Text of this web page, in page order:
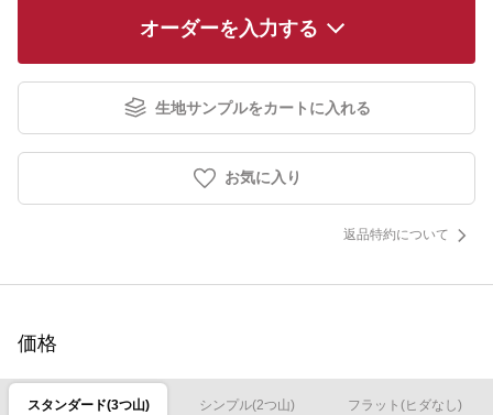
オーダーを入力する
生地サンプルをカートに入れる
お気に入り
返品特約について
価格
スタンダード(3つ山) シンプル(2つ山) フラット(ヒダなし)